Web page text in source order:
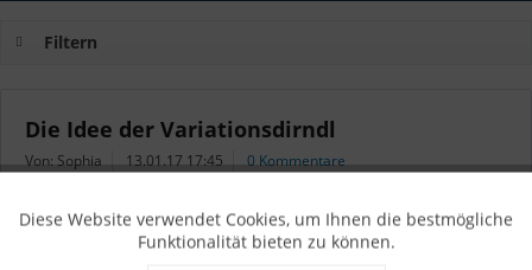
Filtern
Die Idee der Variationsdirndl
Von: Sophia 13.01.17 17:45 0 Kommentare
Diese Website verwendet Cookies, um Ihnen die bestmögliche
Funktionalität bieten zu können.